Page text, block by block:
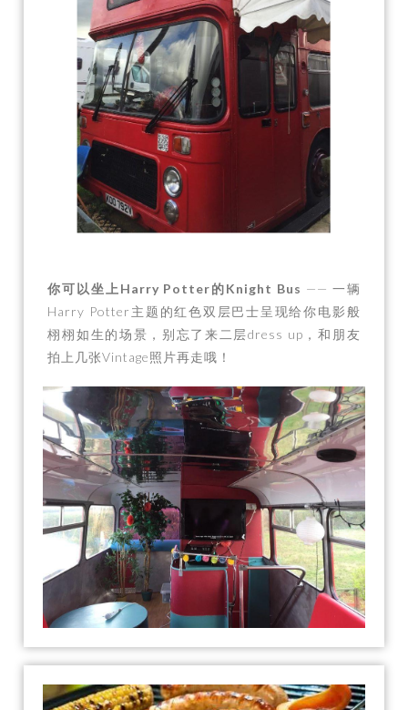
抓生蚝实拍图
你可以坐上Harry Potter的Knight Bus —— 一辆
Harry Potter主题的红色双层巴士呈现给你电影般
栩栩如生的场景，别忘了来二层dress up，和朋友
拍上几张Vintage照片再走哦！